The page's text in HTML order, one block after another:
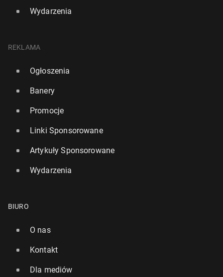
Wydarzenia
REKLAMA
Ogłoszenia
Banery
Promocje
Linki Sponsorowane
Artykuły Sponsorowane
Wydarzenia
BIURO
O nas
Kontakt
Dla mediów